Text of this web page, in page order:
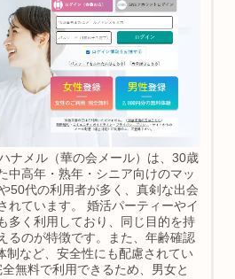
ナメル（華の会メール）は、30歳
中高年・熟年・シニア向けのマッ
50代の利用者が多く、真剣な出会
れています。 婚活パーティーやイ
多く利用しており、同じ目的を持
るのが特徴です。また、年齢確認
制など、安全性にも配慮されてい
無料で利用できるため、男女と